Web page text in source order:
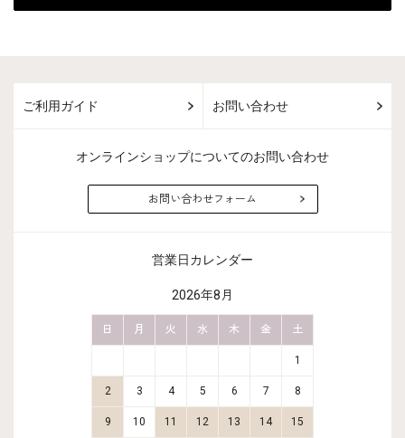
ご利用ガイド お問い合わせ
オンラインショップについてのお問い合わせ
お問い合わせフォーム
営業日カレンダー
2026年8月
日 月 火 水 木 金 土
1
2 3 4 5 6 7 8
9 10 11 12 13 14 15